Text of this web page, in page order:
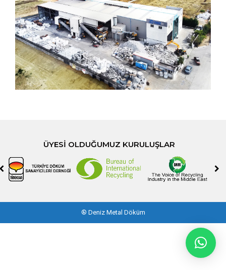
ÜYESI OLDUĞUMUZ KURULUŞLAR
® Deniz Metal Döküm